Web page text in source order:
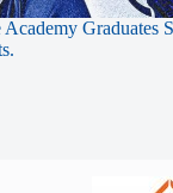
Graduates